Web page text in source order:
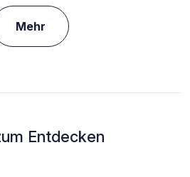
Mehr
Entdecken